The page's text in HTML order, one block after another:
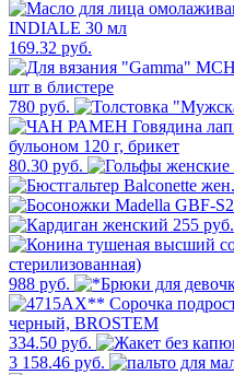
169.32 руб.
780 руб.
80.30 руб.
255 руб.
988 руб.
334.50 руб.
3 158.46 руб.